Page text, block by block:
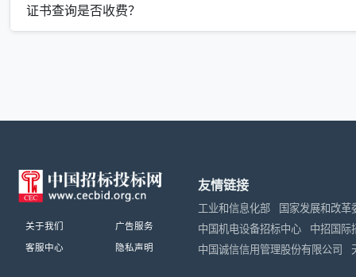
证书查询是否收费？
关于我们
广告服务
客服中心
隐私声明
友情链接
工业和信息化部
国家发展和改革
中国机电设备招标中心
中招国际
中国诚信信用管理股份有限公司